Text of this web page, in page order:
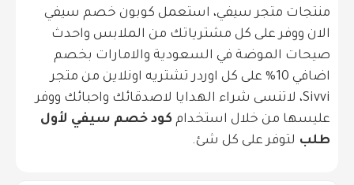
منتجات متجر سيفي، استعمل كوبون خصم سيفي
الان ووفر على كل مشترياتك من الملابس واحدث
صيحات الموضة في السعودية والامارات بخصم
اضافي 10% على كل اوردر تشتريه اونلاين من متجر
Sivvi، لاتنسى شراء الهدايا لاصدقائك واحبائك ووفر
عليسها من خلال استخدام كود خصم سيفي لأول
طلب لتوفر على كل شئ.